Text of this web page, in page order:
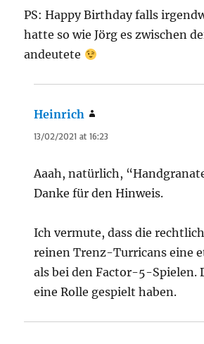
PS: Happy Birthday falls
hatte so wie Jörg es zwischen
andeutete
Heinrich
13/02/2021 at 16:23
Aaah, natürlich,
Danke für den Hinweis.
Ich vermute, dass die
reinen Trenz-Turricans eine
als bei den Factor-5-Spielen.
eine Rolle gespielt haben.